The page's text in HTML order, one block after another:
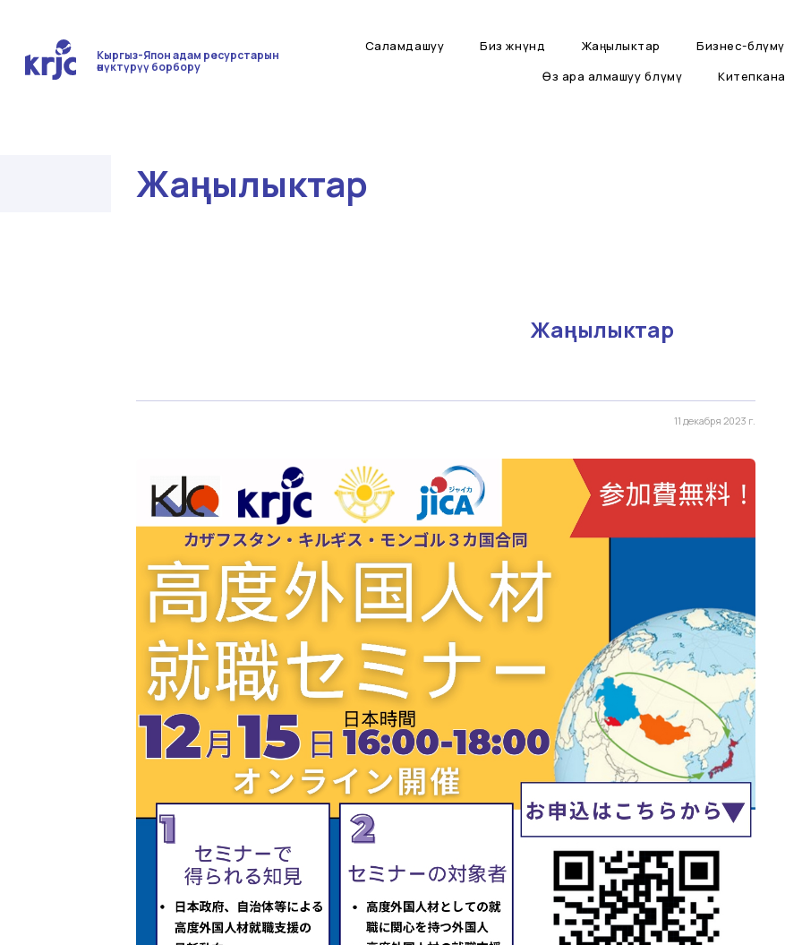
Кыргыз-Япон адам ресурстарын
өнүктүрүү борбору
Саламдашуу Биз жөнүндө Жаңылыктар Бизнес-бөлүмү
Өз ара алмашуу бөлүмү
Китепкана
Жаңылыктар
Жаңылыктар
11 декабря 2023 г.